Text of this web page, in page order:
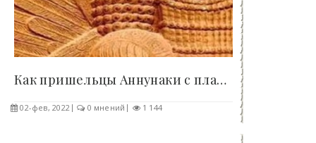
Как пришельцы Аннунаки с планеты Нибиру управляют..
02-фев, 2022 0 мнений 1 144